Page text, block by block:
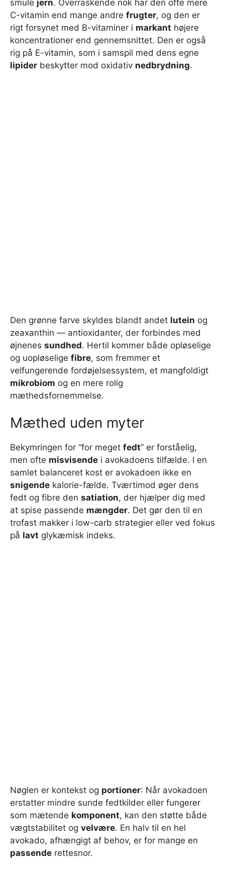
smule jern. Overraskende nok har den ofte mere
C-vitamin end mange andre frugter, og den er
rigt forsynet med B-vitaminer i markant højere
koncentrationer end gennemsnittet. Den er også
rig på E-vitamin, som i samspil med dens egne
lipider beskytter mod oxidativ nedbrydning.
Den grønne farve skyldes blandt andet lutein og
zeaxanthin — antioxidanter, der forbindes med
øjnenes sundhed. Hertil kommer både opløselige
og uopløselige fibre, som fremmer et
velfungerende fordøjelsessystem, et mangfoldigt
mikrobiom og en mere rolig
mæthedsfornemmelse.
Mæthed uden myter
Bekymringen for “for meget fedt” er forståelig,
men ofte misvisende i avokadoens tilfælde. I en
samlet balanceret kost er avokadoen ikke en
snigende kalorie-fælde. Tværtimod øger dens
fedt og fibre den satiation, der hjælper dig med
at spise passende mængder. Det gør den til en
trofast makker i low-carb strategier eller ved fokus
på lavt glykæmisk indeks.
Nøglen er kontekst og portioner: Når avokadoen
erstatter mindre sunde fedtkilder eller fungerer
som mætende komponent, kan den støtte både
vægtstabilitet og velvære. En halv til en hel
avokado, afhængigt af behov, er for mange en
passende rettesnor.